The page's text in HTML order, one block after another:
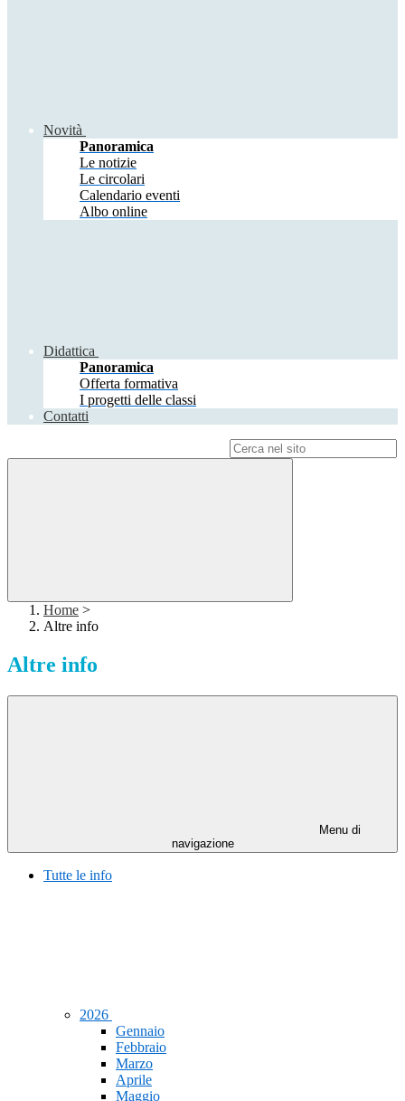
Novità
Panoramica
Le notizie
Le circolari
Calendario eventi
Albo online
Didattica
Panoramica
Offerta formativa
I progetti delle classi
Contatti
Home >
Altre info
Altre info
Menu di
navigazione
Tutte le info
2026
Gennaio
Febbraio
Marzo
Aprile
Maggio